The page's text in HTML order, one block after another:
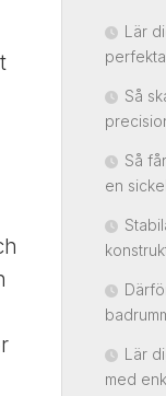
Lär
Så
Så
en sickel
Lär
med